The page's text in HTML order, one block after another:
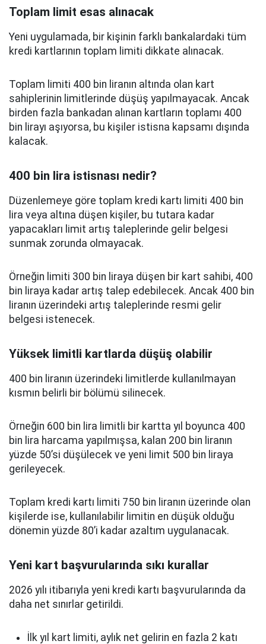
Toplam limit esas alınacak
Yeni uygulamada, bir kişinin farklı bankalardaki tüm
kredi kartlarının toplam limiti dikkate alınacak.
Toplam limiti 400 bin liranın altında olan kart
sahiplerinin limitlerinde düşüş yapılmayacak. Ancak
birden fazla bankadan alınan kartların toplamı 400
bin lirayı aşıyorsa, bu kişiler istisna kapsamı dışında
kalacak.
400 bin lira istisnası nedir?
Düzenlemeye göre toplam kredi kartı limiti 400 bin
lira veya altına düşen kişiler, bu tutara kadar
yapacakları limit artış taleplerinde gelir belgesi
sunmak zorunda olmayacak.
Örneğin limiti 300 bin liraya düşen bir kart sahibi, 400
bin liraya kadar artış talep edebilecek. Ancak 400 bin
liranın üzerindeki artış taleplerinde resmi gelir
belgesi istenecek.
Yüksek limitli kartlarda düşüş olabilir
400 bin liranın üzerindeki limitlerde kullanılmayan
kısmın belirli bir bölümü silinecek.
Örneğin 600 bin lira limitli bir kartta yıl boyunca 400
bin lira harcama yapılmışsa, kalan 200 bin liranın
yüzde 50’si düşülecek ve yeni limit 500 bin liraya
gerileyecek.
Toplam kredi kartı limiti 750 bin liranın üzerinde olan
kişilerde ise, kullanılabilir limitin en düşük olduğu
dönemin yüzde 80’i kadar azaltım uygulanacak.
Yeni kart başvurularında sıkı kurallar
2026 yılı itibarıyla yeni kredi kartı başvurularında da
daha net sınırlar getirildi.
İlk yıl kart limiti, aylık net gelirin en fazla 2 katı